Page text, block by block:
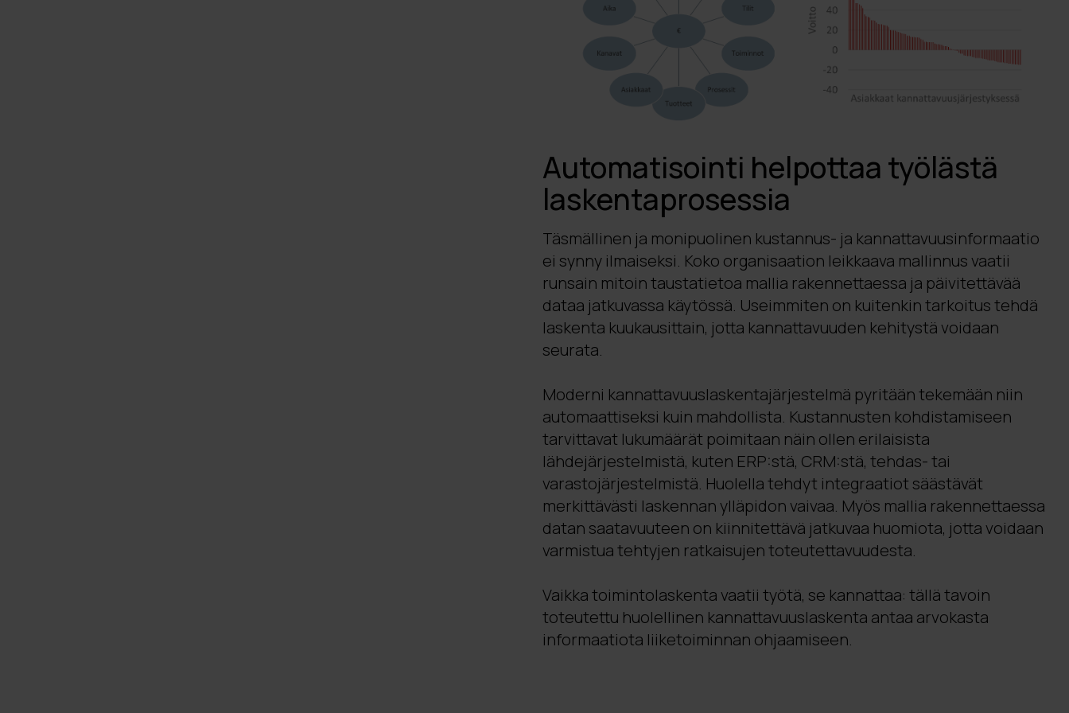
Automatisointi helpottaa työlästä
laskentaprosessia
Täsmällinen ja monipuolinen kustannus- ja kannattavuusinformaatio
ei synny ilmaiseksi. Koko organisaation leikkaava mallinnus vaatii
runsain mitoin taustatietoa mallia rakennettaessa ja päivitettävää
dataa jatkuvassa käytössä. Useimmiten on kuitenkin tarkoitus tehdä
laskenta kuukausittain, jotta kannattavuuden kehitystä voidaan
seurata.
Moderni kannattavuuslaskentajärjestelmä pyritään tekemään niin
automaattiseksi kuin mahdollista. Kustannusten kohdistamiseen
tarvittavat lukumäärät poimitaan näin ollen erilaisista
lähdejärjestelmistä, kuten ERP:stä, CRM:stä, tehdas- tai
varastojärjestelmistä. Huolella tehdyt integraatiot säästävät
merkittävästi laskennan ylläpidon vaivaa. Myös mallia rakennettaessa
datan saatavuuteen on kiinnitettävä jatkuvaa huomiota, jotta voidaan
varmistua tehtyjen ratkaisujen toteutettavuudesta.
Vaikka toimintolaskenta vaatii työtä, se kannattaa: tällä tavoin
toteutettu huolellinen kannattavuuslaskenta antaa arvokasta
informaatiota liiketoiminnan ohjaamiseen.